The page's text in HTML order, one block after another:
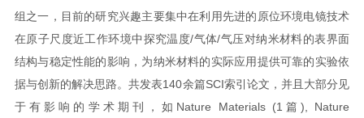
组之一，目前的研究兴趣主要集中在利用先进的原位环境电镜技术
在原子尺度近工作环境中探究温度/气体/气压对纳米材料的表界面
结构与稳定性能的影响，为纳米材料的实际应用提供可靠的实验依
据与创新的解决思路。共发表140余篇SCI索引论文，并且大部分见
于有影响的学术期刊，如Nature Materials (1篇), Nature